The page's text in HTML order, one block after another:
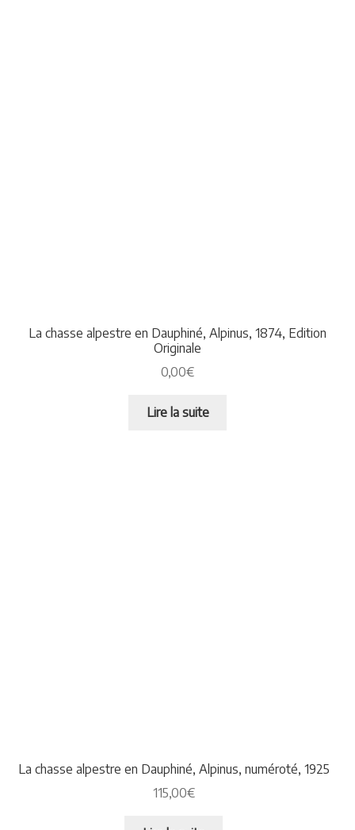
La chasse alpestre en Dauphiné, Alpinus, 1874, Edition
Originale
0,00€
Lire la suite
La chasse alpestre en Dauphiné, Alpinus, numéroté, 1925
115,00€